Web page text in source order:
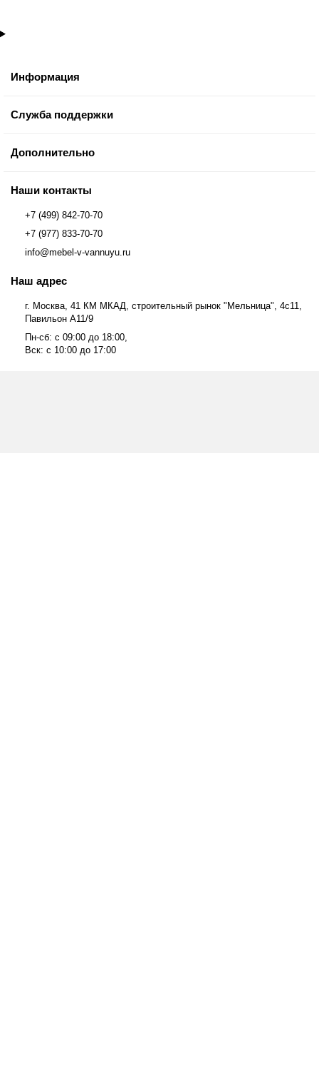
Информация
Служба поддержки
Дополнительно
Наши контакты
+7 (499) 842-70-70
+7 (977) 833-70-70
info@mebel-v-vannuyu.ru
Наш адрес
г. Москва, 41 КМ МКАД, строительный рынок "Мельница", 4с11,
Павильон А11/9
Пн-сб: с 09:00 до 18:00,
Вск: с 10:00 до 17:00